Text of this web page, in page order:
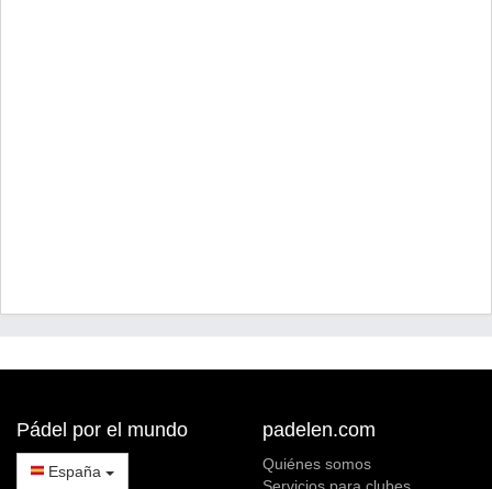
Pádel por el mundo
España
padelen.com
Quiénes somos